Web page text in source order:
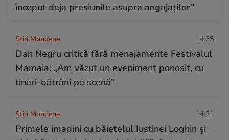
început deja presiunile asupra angajaților”
Stiri Mondene 14:35
Dan Negru critică fără menajamente Festivalul
Mamaia: „Am văzut un eveniment ponosit, cu
tineri-bătrâni pe scenă”
Stiri Mondene 14:21
Primele imagini cu băiețelul Iustinei Loghin și